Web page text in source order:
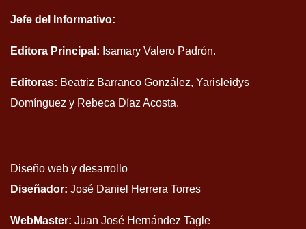
Jefe del Informativo:
Editora Principal: Isamary Valero Padrón.
Editoras: Beatriz Barranco González, Yarisleidys
Domínguez y Rebeca Díaz Acosta.
Diseño web y desarrollo
Diseñador: José Daniel Herrera Torres
WebMaster: Juan José Hernández Tagle